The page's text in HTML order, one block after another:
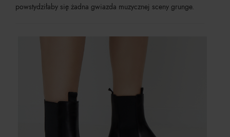
powstydziłaby się żadna gwiazda muzycznej sceny grunge.